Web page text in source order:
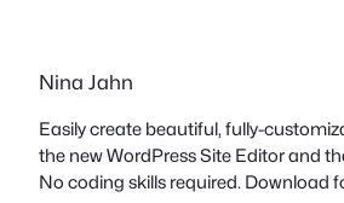
Nina Jahn
Easily create beautiful, fully-
the new WordPress Site Editor and
No coding skills required. Download